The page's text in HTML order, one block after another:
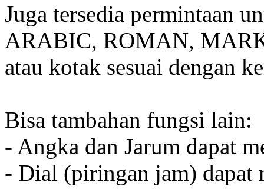
Juga tersedia permintaan
ARABIC, ROMAN,
atau kotak sesuai dengan
Bisa tambahan fungsi lain:
- Angka dan Jarum dapat
- Dial (piringan jam) dapat